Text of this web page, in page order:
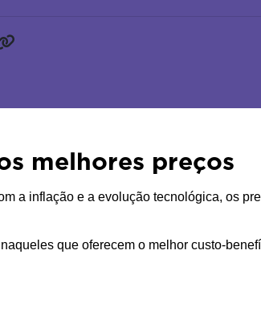
melhores preços
a inflação e a evolução tecnológica, os
que oferecem o melhor custo-